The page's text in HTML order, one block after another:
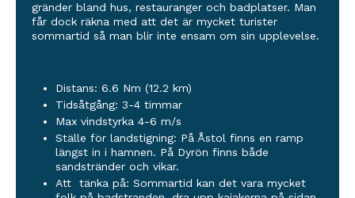
gränder bland hus, restauranger och badplatser. Man
får dock räkna med att det är mycket turister
sommartid så man blir inte ensam om sin upplevelse.
Distans: 6.6 Nm (12.2 km)
Tidsåtgång: 3-4 timmar
Max vindstyrka 4-6 m/s
Ställe för landstigning: På Åstol finns en ramp
längst in i hamnen. På Dyrön finns både
sandstränder och vikar.
Att tänka på: Sommartid kan det vara mycket